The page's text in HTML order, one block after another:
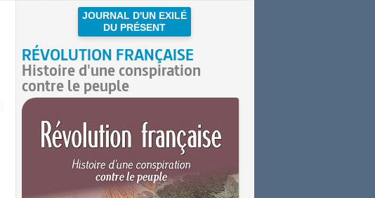
JOURNAL D'UN EXILÉ
DU PRÉSENT
RÉVOLUTION FRANÇAISE
Histoire d'une conspiration
contre le peuple